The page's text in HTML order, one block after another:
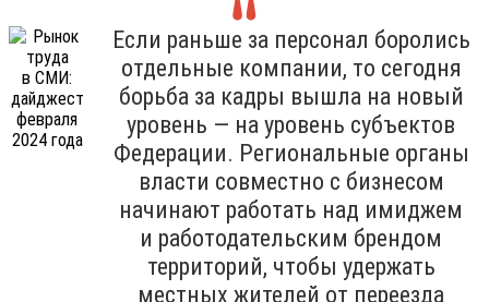
Если раньше за персонал боролись
отдельные компании, то сегодня
борьба за кадры вышла на новый
уровень — на уровень субъектов
Федерации. Региональные органы
власти совместно с бизнесом
начинают работать над имиджем
и работодательским брендом
территорий, чтобы удержать
местных жителей от переезда